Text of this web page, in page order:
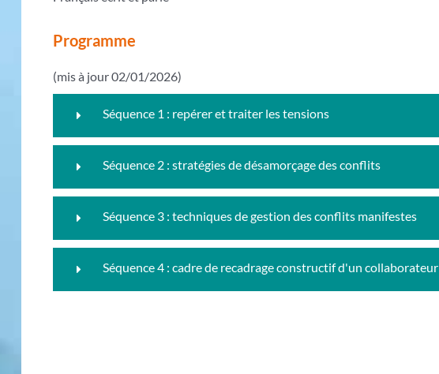
Programme
(mis à jour 02/01/2026)
Séquence 1 : repérer et traiter les tensions
Séquence 2 : stratégies de désamorçage des conflits
Séquence 3 : techniques de gestion des conflits manifestes
Séquence 4 : cadre de recadrage constructif d'un collaborateur